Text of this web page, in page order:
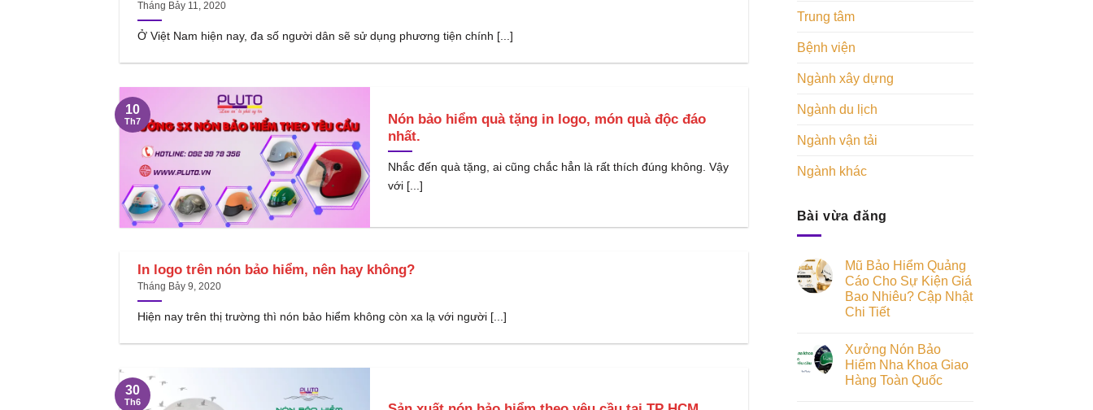
Tháng Bảy 11, 2020
Ở Việt Nam hiện nay, đa số người dân sẽ sử dụng phương tiện chính [...]
Nón bảo hiểm quà tặng in logo, món quà độc đáo
nhất.
Nhắc đến quà tặng, ai cũng chắc hẳn là rất thích đúng không. Vậy
với [...]
10
Th7
In logo trên nón bảo hiểm, nên hay không?
Tháng Bảy 9, 2020
Hiện nay trên thị trường thì nón bảo hiểm không còn xa lạ với người [...]
30
Th6
Trung tâm
Bệnh viện
Ngành xây dựng
Ngành du lịch
Ngành vận tải
Ngành khác
Bài vừa đăng
Mũ Bảo Hiểm Quảng
Cáo Cho Sự Kiện Giá
Bao Nhiêu? Cập Nhật
Chi Tiết
Xưởng Nón Bảo
Hiểm Nha Khoa Giao
Hàng Toàn Quốc